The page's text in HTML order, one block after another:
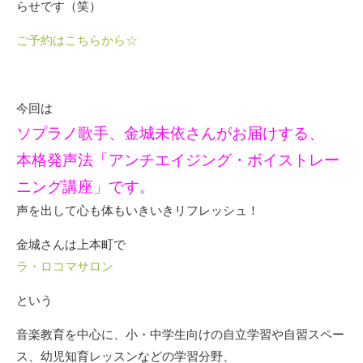
らせです（笑）
ご予約はこちらから☆
今回は
ソプラノ歌手、金城未依さんがお届けする、
本格発声法「アンチエイジング・ボイストレー
ニング講座」です。
声を出して心も体もいきいきリフレッシュ！
金城さんは上本町で
ラ・ロコマサロン
という
音楽教育を中心に、小・中学生向けの自立学習や自習スペー
ス、幼児知育レッスンなどの学習分野、